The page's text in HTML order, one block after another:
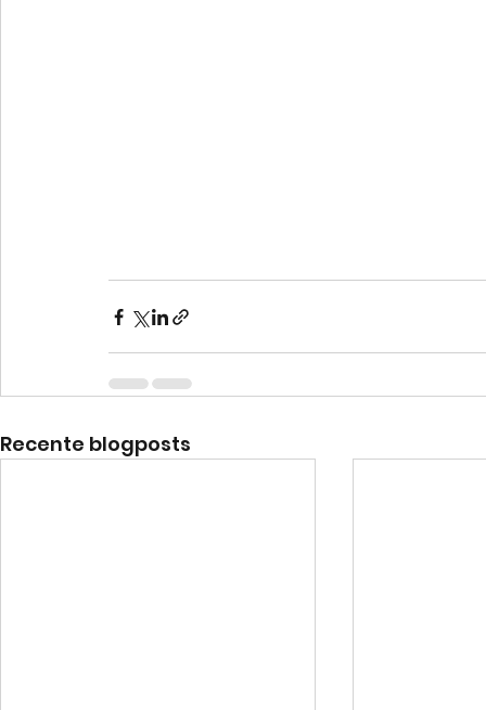
Recente blogposts